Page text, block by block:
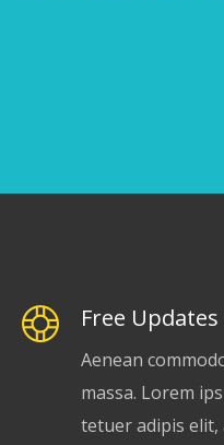
Free
Aenean
massa. Lorem
tetuer adipis